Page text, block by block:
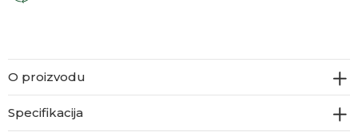
O proizvodu
Specifikacija